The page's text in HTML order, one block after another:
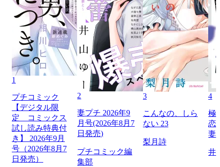
1
プチコミック
【デジタル限
定 コミックス
試し読み特典付
き】 2026年9月
号（2026年8月7
日発売）
2
妻プチ 2026年9
月号(2026年8月7
日発売)
プチコミック編
集部
3
こんなの、しら
ない 23
梨月詩
4
極
恋
妻
井